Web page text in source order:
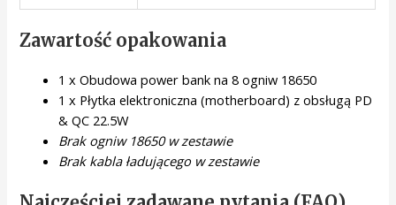
Zawartość opakowania
1 x Obudowa power bank na 8 ogniw 18650
1 x Płytka elektroniczna (motherboard) z obsługą PD
& QC 22.5W
Brak ogniw 18650 w zestawie
Brak kabla ładującego w zestawie